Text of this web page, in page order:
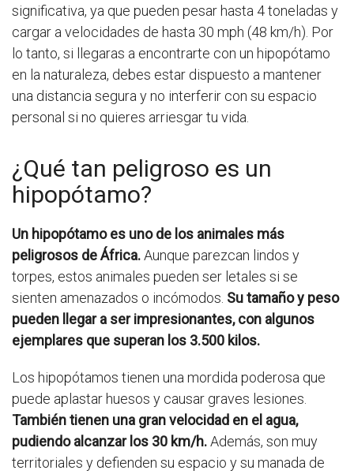
significativa, ya que pueden pesar hasta 4 toneladas y
cargar a velocidades de hasta 30 mph (48 km/h). Por
lo tanto, si llegaras a encontrarte con un hipopótamo
en la naturaleza, debes estar dispuesto a mantener
una distancia segura y no interferir con su espacio
personal si no quieres arriesgar tu vida.
¿Qué tan peligroso es un
hipopótamo?
Un hipopótamo es uno de los animales más
peligrosos de África.Aunque parezcan lindos y
torpes, estos animales pueden ser letales si se
sienten amenazados o incómodos. Su tamaño y peso
pueden llegar a ser impresionantes, con algunos
ejemplares que superan los 3.500 kilos.
Los hipopótamos tienen una mordida poderosa que
puede aplastar huesos y causar graves lesiones.
También tienen una gran velocidad en el agua,
pudiendo alcanzar los 30 km/h.Además, son muy
territoriales y defienden su espacio y su manada de